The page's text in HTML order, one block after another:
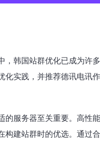
，韩国站群优化已成为许
化实践，并推荐德讯电讯
的服务器至关重要。高性
构建站群时的优选。通过